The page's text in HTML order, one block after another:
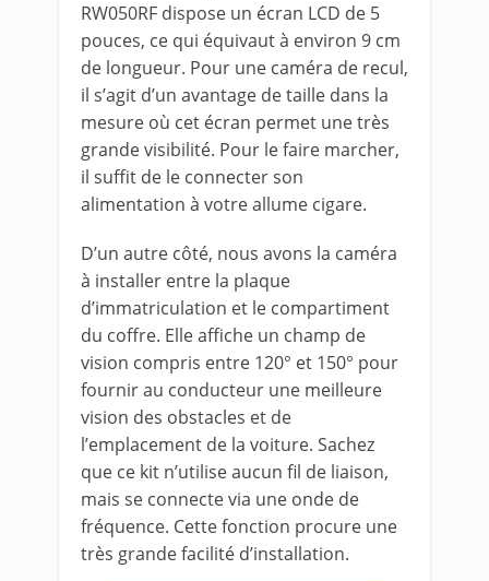
RW050RF dispose un écran LCD de 5
pouces, ce qui équivaut à environ 9 cm
de longueur. Pour une caméra de recul,
il s’agit d’un avantage de taille dans la
mesure où cet écran permet une très
grande visibilité. Pour le faire marcher,
il suffit de le connecter son
alimentation à votre allume cigare.
D’un autre côté, nous avons la caméra
à installer entre la plaque
d’immatriculation et le compartiment
du coffre. Elle affiche un champ de
vision compris entre 120° et 150° pour
fournir au conducteur une meilleure
vision des obstacles et de
l’emplacement de la voiture. Sachez
que ce kit n’utilise aucun fil de liaison,
mais se connecte via une onde de
fréquence. Cette fonction procure une
très grande facilité d’installation.